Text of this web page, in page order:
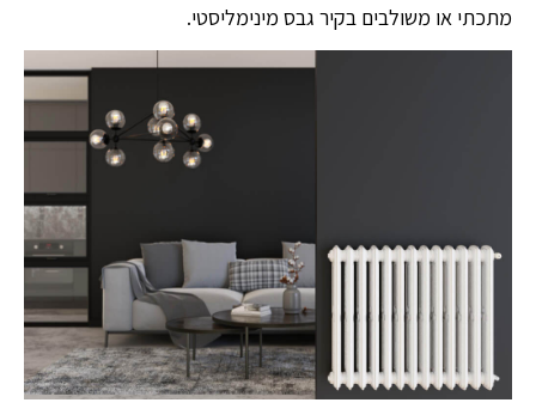
מתכתי או משולבים בקיר גבס מינימליסטי.